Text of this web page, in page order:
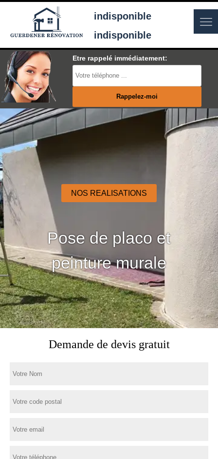
indisponible
indisponible
Etre rappelé immédiatement:
NOS REALISATIONS
Pose de placo et
peinture murale
Demande de devis gratuit